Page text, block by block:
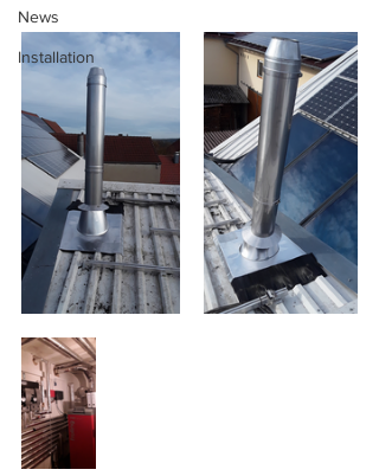
News
Installation